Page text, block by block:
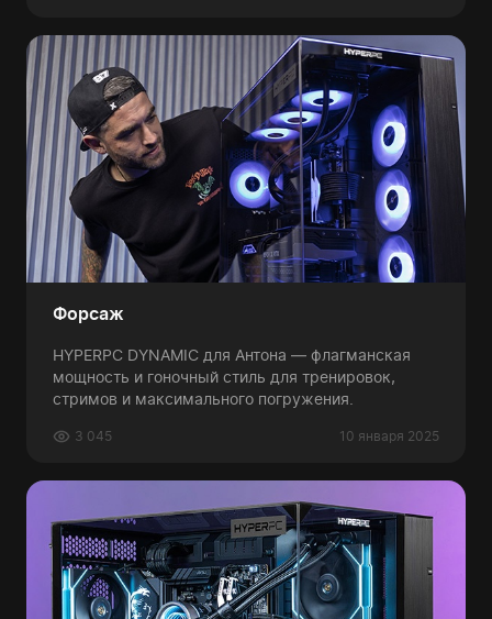
Форсаж
HYPERPC DYNAMIC для Антона — флагманская
мощность и гоночный стиль для тренировок,
стримов и максимального погружения.
10 января 2025
3 045